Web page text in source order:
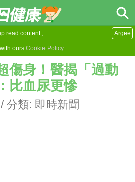
read content ,
ours Cookie Policy .
Argee
傷身！醫揭「過動
比血尿更慘
/ 分類: 即時新聞